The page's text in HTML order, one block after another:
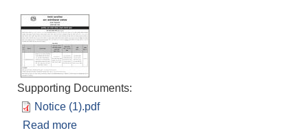
Supporting Documents:
Notice (1).pdf
Read more